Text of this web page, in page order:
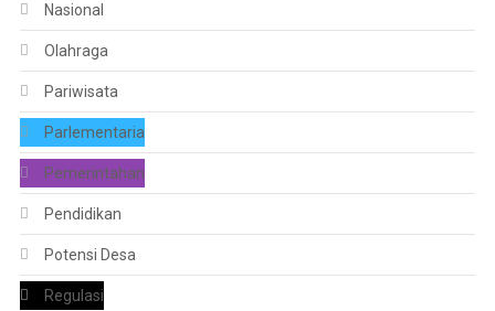
Nasional
Olahraga
Pariwisata
Parlementaria
Pemerintahan
Pendidikan
Potensi Desa
Regulasi